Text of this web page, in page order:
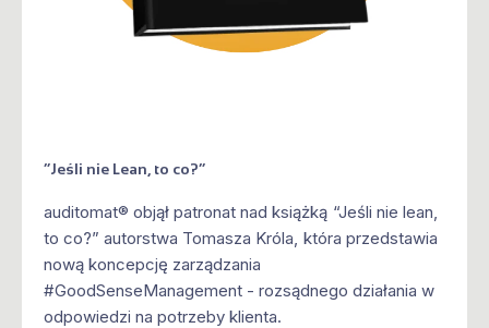
“Jeśli nie Lean, to co?”
auditomat® objął patronat nad książką “Jeśli nie lean,
to co?” autorstwa Tomasza Króla, która przedstawia
nową koncepcję zarządzania
#GoodSenseManagement - rozsądnego działania w
odpowiedzi na potrzeby klienta.